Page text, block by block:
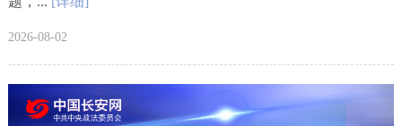
2026-08-02